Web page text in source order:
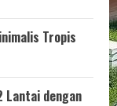
Tropis
Lantai dengan